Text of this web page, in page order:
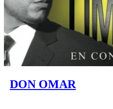
DON OMAR